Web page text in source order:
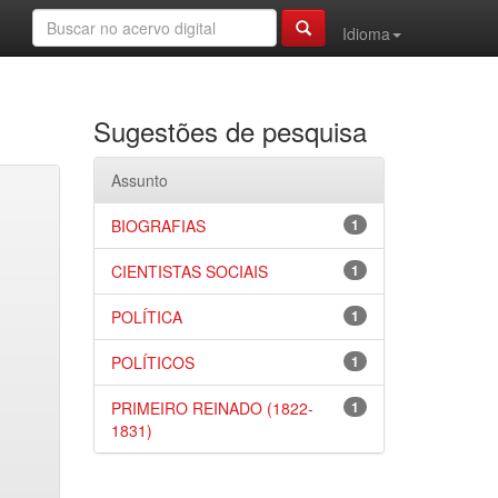
Idioma
Sugestões de pesquisa
Assunto
1
BIOGRAFIAS
1
CIENTISTAS SOCIAIS
1
POLÍTICA
1
POLÍTICOS
1
PRIMEIRO REINADO (1822-
1831)